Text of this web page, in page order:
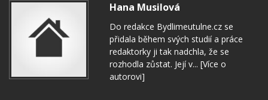
Hana Musilová
Do redakce Bydlimeutulne.cz se
přidala během svých studií a práce
redaktorky ji tak nadchla, že se
rozhodla zůstat. Její v... [Více o
autorovi]